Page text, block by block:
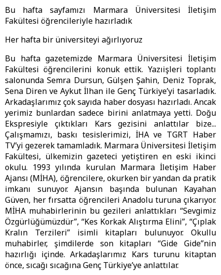
Bu hafta sayfamızı Marmara Üniversitesi İletişim
Fakültesi öğrencileriyle hazırladık
Her hafta bir üniversiteyi ağırlıyoruz
Bu hafta gazetemizde Marmara Üniversitesi İletişim
Fakültesi öğrencilerini konuk ettik. Yazıişleri toplantı
salonunda Semra Dursun, Gülşen Şahin, Deniz Toprak,
Sena Diren ve Aykut İlhan ile Genç Türkiye’yi tasarladık.
Arkadaşlarımız çok sayıda haber dosyası hazırladı. Ancak
yerimiz bunlardan sadece birini anlatmaya yetti. Doğu
Ekspresiyle çıktıkları Kars gezisini anlattılar bize...
Çalışmamızı, baskı tesislerimizi, İHA ve TGRT Haber
TV’yi gezerek tamamladık. Marmara Üniversitesi İletişim
Fakültesi, ülkemizin gazeteci yetiştiren en eski ikinci
okulu. 1993 yılında kurulan Marmara İletişim Haber
Ajansı (MİHA), öğrencilere, okurken bir yandan da pratik
imkanı sunuyor. Ajansın başında bulunan Kayahan
Güven, her fırsatta öğrencileri Anadolu turuna çıkarıyor.
MİHA muhabirlerinin bu gezileri anlattıkları “Sevgimiz
Özgürlüğümüzdür”, “Kes Korkak Alıştırma Elini”, “Çıplak
Kralın Terzileri” isimli kitapları bulunuyor. Okullu
muhabirler, şimdilerde son kitapları “Gide Gide”nin
hazırlığı içinde. Arkadaşlarımız Kars turunu kitaptan
önce, sıcağı sıcağına Genç Türkiye’ye anlattılar.